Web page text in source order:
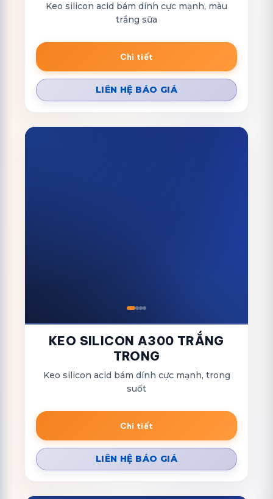
Keo silicon acid bám dính cực mạnh, màu
trắng sữa
Chi tiết
LIÊN HỆ BÁO GIÁ
KEO SILICON A300 TRẮNG
TRONG
Keo silicon acid bám dính cực mạnh, trong
suốt
Chi tiết
LIÊN HỆ BÁO GIÁ